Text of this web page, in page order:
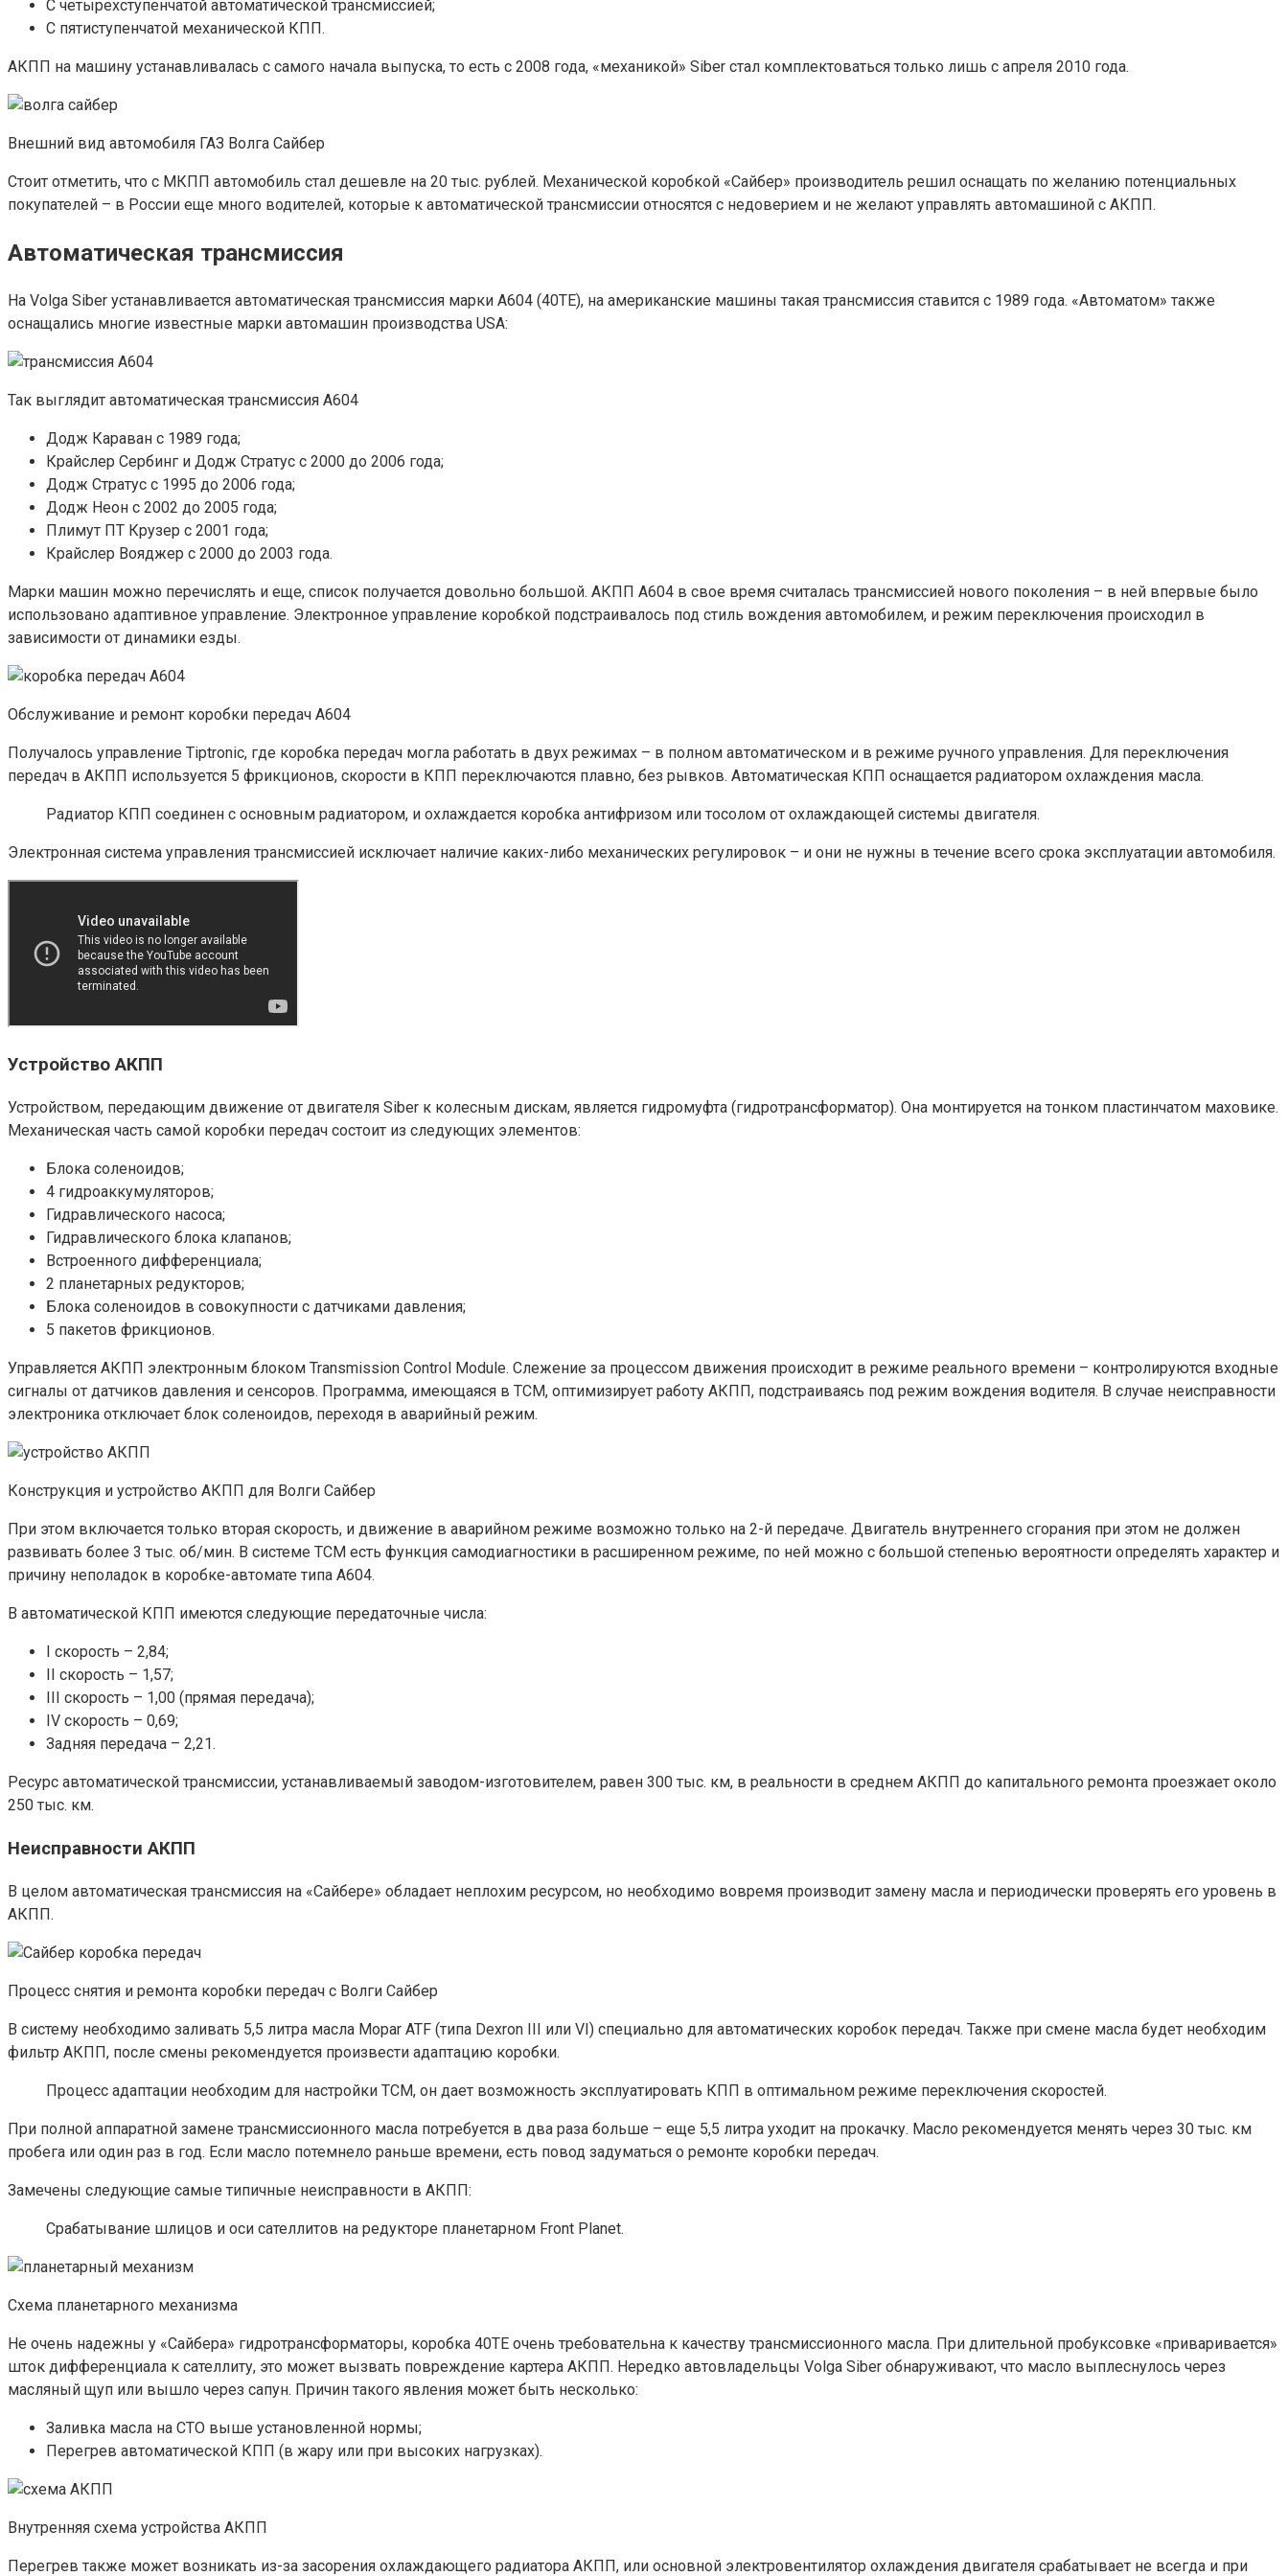
С четырехступенчатой автоматической трансмиссией;
С пятиступенчатой механической КПП.
АКПП на машину устанавливалась с самого начала выпуска, то есть с 2008 года, «механикой» Siber стал комплектоваться только лишь с апреля 2010 года.
Внешний вид автомобиля ГАЗ Волга Сайбер
Стоит отметить, что с МКПП автомобиль стал дешевле на 20 тыс. рублей. Механической коробкой «Сайбер» производитель решил оснащать по желанию потенциальных
покупателей – в России еще много водителей, которые к автоматической трансмиссии относятся с недоверием и не желают управлять автомашиной с АКПП.
Автоматическая трансмиссия
На Volga Siber устанавливается автоматическая трансмиссия марки A604 (40ТЕ), на американские машины такая трансмиссия ставится с 1989 года. «Автоматом» также
оснащались многие известные марки автомашин производства USA:
Так выглядит автоматическая трансмиссия A604
Додж Караван с 1989 года;
Крайслер Сербинг и Додж Стратус с 2000 до 2006 года;
Додж Стратус с 1995 до 2006 года;
Додж Неон с 2002 до 2005 года;
Плимут ПТ Крузер с 2001 года;
Крайслер Вояджер с 2000 до 2003 года.
Марки машин можно перечислять и еще, список получается довольно большой. АКПП А604 в свое время считалась трансмиссией нового поколения – в ней впервые было
использовано адаптивное управление. Электронное управление коробкой подстраивалось под стиль вождения автомобилем, и режим переключения происходил в
зависимости от динамики езды.
Обслуживание и ремонт коробки передач A604
Получалось управление Tiptronic, где коробка передач могла работать в двух режимах – в полном автоматическом и в режиме ручного управления. Для переключения
передач в АКПП используется 5 фрикционов, скорости в КПП переключаются плавно, без рывков. Автоматическая КПП оснащается радиатором охлаждения масла.
Радиатор КПП соединен с основным радиатором, и охлаждается коробка антифризом или тосолом от охлаждающей системы двигателя.
Электронная система управления трансмиссией исключает наличие каких-либо механических регулировок – и они не нужны в течение всего срока эксплуатации автомобиля.
Устройство АКПП
Устройством, передающим движение от двигателя Siber к колесным дискам, является гидромуфта (гидротрансформатор). Она монтируется на тонком пластинчатом маховике.
Механическая часть самой коробки передач состоит из следующих элементов:
Блока соленоидов;
4 гидроаккумуляторов;
Гидравлического насоса;
Гидравлического блока клапанов;
Встроенного дифференциала;
2 планетарных редукторов;
Блока соленоидов в совокупности с датчиками давления;
5 пакетов фрикционов.
Управляется АКПП электронным блоком Transmission Control Module. Слежение за процессом движения происходит в режиме реального времени – контролируются входные
сигналы от датчиков давления и сенсоров. Программа, имеющаяся в ТСМ, оптимизирует работу АКПП, подстраиваясь под режим вождения водителя. В случае неисправности
электроника отключает блок соленоидов, переходя в аварийный режим.
Конструкция и устройство АКПП для Волги Сайбер
При этом включается только вторая скорость, и движение в аварийном режиме возможно только на 2-й передаче. Двигатель внутреннего сгорания при этом не должен
развивать более 3 тыс. об/мин. В системе ТСМ есть функция самодиагностики в расширенном режиме, по ней можно с большой степенью вероятности определять характер и
причину неполадок в коробке-автомате типа А604.
В автоматической КПП имеются следующие передаточные числа:
I скорость – 2,84;
II скорость – 1,57;
III скорость – 1,00 (прямая передача);
IV скорость – 0,69;
Задняя передача – 2,21.
Ресурс автоматической трансмиссии, устанавливаемый заводом-изготовителем, равен 300 тыс. км, в реальности в среднем АКПП до капитального ремонта проезжает около
250 тыс. км.
Неисправности АКПП
В целом автоматическая трансмиссия на «Сайбере» обладает неплохим ресурсом, но необходимо вовремя производит замену масла и периодически проверять его уровень в
АКПП.
Процесс снятия и ремонта коробки передач с Волги Сайбер
В систему необходимо заливать 5,5 литра масла Mopar ATF (типа Dexron III или VI) специально для автоматических коробок передач. Также при смене масла будет необходим
фильтр АКПП, после смены рекомендуется произвести адаптацию коробки.
Процесс адаптации необходим для настройки ТСМ, он дает возможность эксплуатировать КПП в оптимальном режиме переключения скоростей.
При полной аппаратной замене трансмиссионного масла потребуется в два раза больше – еще 5,5 литра уходит на прокачку. Масло рекомендуется менять через 30 тыс. км
пробега или один раз в год. Если масло потемнело раньше времени, есть повод задуматься о ремонте коробки передач.
Замечены следующие самые типичные неисправности в АКПП:
Срабатывание шлицов и оси сателлитов на редукторе планетарном Front Plаnet.
Схема планетарного механизма
Не очень надежны у «Сайбера» гидротрансформаторы, коробка 40ТЕ очень требовательна к качеству трансмиссионного масла. При длительной пробуксовке «приваривается»
шток дифференциала к сателлиту, это может вызвать повреждение картера АКПП. Нередко автовладельцы Volga Siber обнаруживают, что масло выплеснулось через
масляный щуп или вышло через сапун. Причин такого явления может быть несколько:
Заливка масла на СТО выше установленной нормы;
Перегрев автоматической КПП (в жару или при высоких нагрузках).
Внутренняя схема устройства АКПП
Перегрев также может возникать из-за засорения охлаждающего радиатора АКПП, или основной электровентилятор охлаждения двигателя срабатывает не всегда и при